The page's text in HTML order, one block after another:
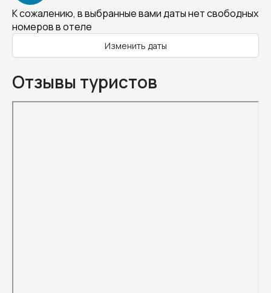
К сожалению, в выбранные вами даты нет свободных
номеров в отеле
Изменить даты
Отзывы туристов